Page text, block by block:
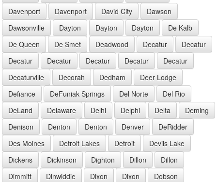
Davenport
Davenport David City
Dawson
Dawsonville
Dayton Dayton Dayton
De Kalb
De Queen
De Smet Deadwood Decatur
Decatur
Decatur
Decatur Decatur Decatur
Decatur
Decaturville
Decorah Dedham
Deer Lodge
Defiance
DeFuniak Springs Del Norte
Del Rio
DeLand
Delaware Delhi Delphi Delta
Deming
Denison
Denton Denton Denver
DeRidder
Des Moines
Detroit Lakes Detroit
Devils Lake
Dickens
Dickinson Dighton Dillon
Dillon
Dimmitt
Dinwiddie Dixon Dixon
Dobson